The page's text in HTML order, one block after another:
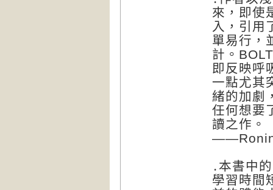
來，即使
入，引用
單易行，
計。
即反映呼
一點尤其
緒的加劇
任何想要
讀之作。
․本書中
學習時間